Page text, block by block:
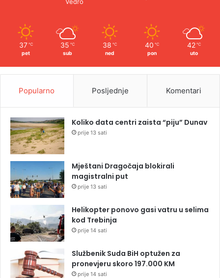
37 ℃
pet
35 ℃
sub
38 ℃
ned
40 ℃
pon
42 ℃
uto
Popularno Posljednje Komentari
Koliko data centri zaista “piju” Dunav
prije 13 sati
Mještani Dragočaja blokirali
magistralni put
prije 13 sati
Helikopter ponovo gasi vatru u selima
kod Trebinja
prije 14 sati
Službenik Suda BiH optužen za
pronevjeru skoro 197.000 KM
prije 14 sati